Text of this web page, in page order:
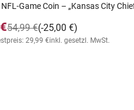
Game Coin – „Kansas City
(-25,00 €)
54,99 €
29,99 €inkl. gesetzl. MwSt.